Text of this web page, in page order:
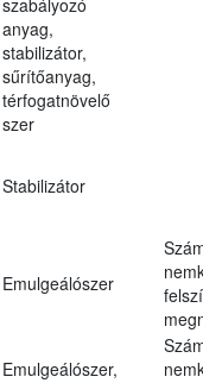
anyag,
stabilizátor,
sűrítőanyag,
térfogatnövelő
szer
Stabilizátor
Emulgeálószer
Emulgeálószer,